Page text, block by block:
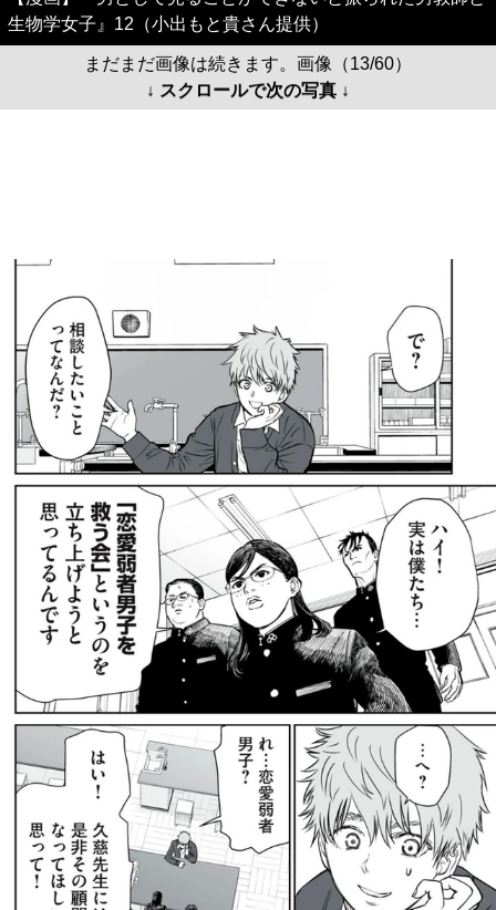
生物学女子』12（小出もと貴さん提供）
まだまだ画像は続きます。画像（13/60）
↓ スクロールで次の写真 ↓